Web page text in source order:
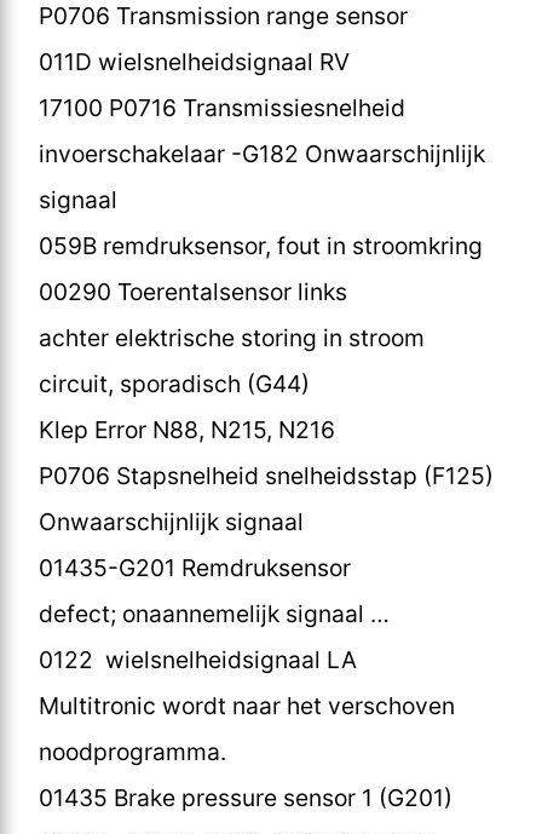
P0706 Transmission range sensor
011D wielsnelheidsignaal RV
17100 P0716 Transmissiesnelheid
invoerschakelaar -G182 Onwaarschijnlijk
signaal
059B remdruksensor, fout in stroomkring
00290 Toerentalsensor links
achter elektrische storing in stroom
circuit, sporadisch (G44)
Klep Error N88, N215, N216
P0706 Stapsnelheid snelheidsstap (F125)
Onwaarschijnlijk signaal
01435-G201 Remdruksensor
defect; onaannemelijk signaal …
0122 wielsnelheidsignaal LA
Multitronic wordt naar het verschoven
noodprogramma.
01435 Brake pressure sensor 1 (G201)